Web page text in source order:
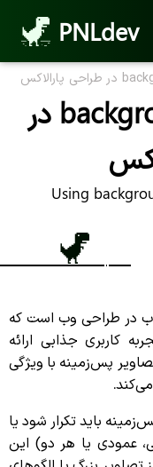
PNLdev
کاربرد background-repeat در
Using
در طراحی وب است که
کاربری جذابی ارائه
پس‌زمینه با ویژگی
باید تکرار شود یا
عمودی یا هر دو) این